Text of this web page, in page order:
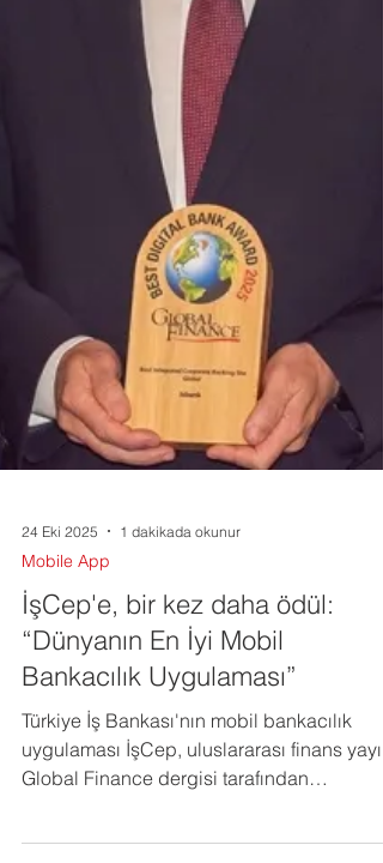
24 Eki 2025 1 dakikada okunur
Mobile App
İşCep'e, bir kez daha ödül:
“Dünyanın En İyi Mobil
Türkiye İş Bankası'nın mobil bankacılık